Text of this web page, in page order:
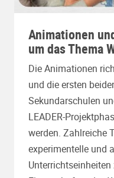
Animationen
um das Thema
Die Animationen
und die ersten
Sekundarschulen
LEADER-
werden. Zahlreiche
experimentelle und